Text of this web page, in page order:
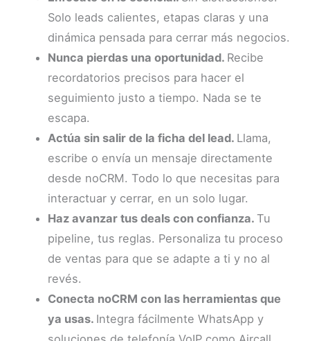
Solo leads calientes, etapas claras y una
dinámica pensada para cerrar más negocios.
Nunca pierdas una oportunidad. Recibe
recordatorios precisos para hacer el
seguimiento justo a tiempo. Nada se te
escapa.
Actúa sin salir de la ficha del lead. Llama,
escribe o envía un mensaje directamente
desde noCRM. Todo lo que necesitas para
interactuar y cerrar, en un solo lugar.
Haz avanzar tus deals con confianza.Tu
pipeline, tus reglas. Personaliza tu proceso
de ventas para que se adapte a ti y no al
revés.
Conecta noCRM con las herramientas que
ya usas. Integra fácilmente WhatsApp y